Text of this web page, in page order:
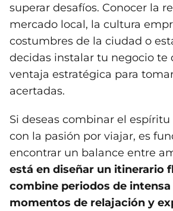
superar desafíos. Conocer la
mercado local, la cultura
costumbres de la ciudad o
decidas instalar tu negocio te
ventaja estratégica para
acertadas.
Si deseas combinar el
con la pasión por viajar, es
encontrar un balance entre
está en diseñar un itinerario
combine periodos de
momentos de relajación y